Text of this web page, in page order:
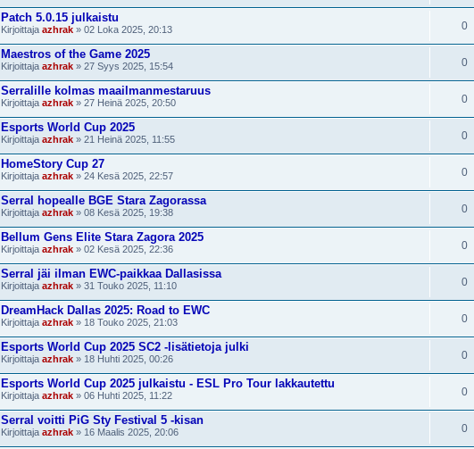
Patch 5.0.15 julkaistu
Kirjoittaja azhrak » 02 Loka 2025, 20:13 0
Maestros of the Game 2025
Kirjoittaja azhrak » 27 Syys 2025, 15:54 0
Serralille kolmas maailmanmestaruus
Kirjoittaja azhrak » 27 Heinä 2025, 20:50 0
Esports World Cup 2025
Kirjoittaja azhrak » 21 Heinä 2025, 11:55 0
HomeStory Cup 27
Kirjoittaja azhrak » 24 Kesä 2025, 22:57 0
Serral hopealle BGE Stara Zagorassa
Kirjoittaja azhrak » 08 Kesä 2025, 19:38 0
Bellum Gens Elite Stara Zagora 2025
Kirjoittaja azhrak » 02 Kesä 2025, 22:36 0
Serral jäi ilman EWC-paikkaa Dallasissa
Kirjoittaja azhrak » 31 Touko 2025, 11:10 0
DreamHack Dallas 2025: Road to EWC
Kirjoittaja azhrak » 18 Touko 2025, 21:03 0
Esports World Cup 2025 SC2 -lisätietoja julki
Kirjoittaja azhrak » 18 Huhti 2025, 00:26 0
Esports World Cup 2025 julkaistu - ESL Pro Tour lakkautettu
Kirjoittaja azhrak » 06 Huhti 2025, 11:22 0
Serral voitti PiG Sty Festival 5 -kisan
Kirjoittaja azhrak » 16 Maalis 2025, 20:06 0